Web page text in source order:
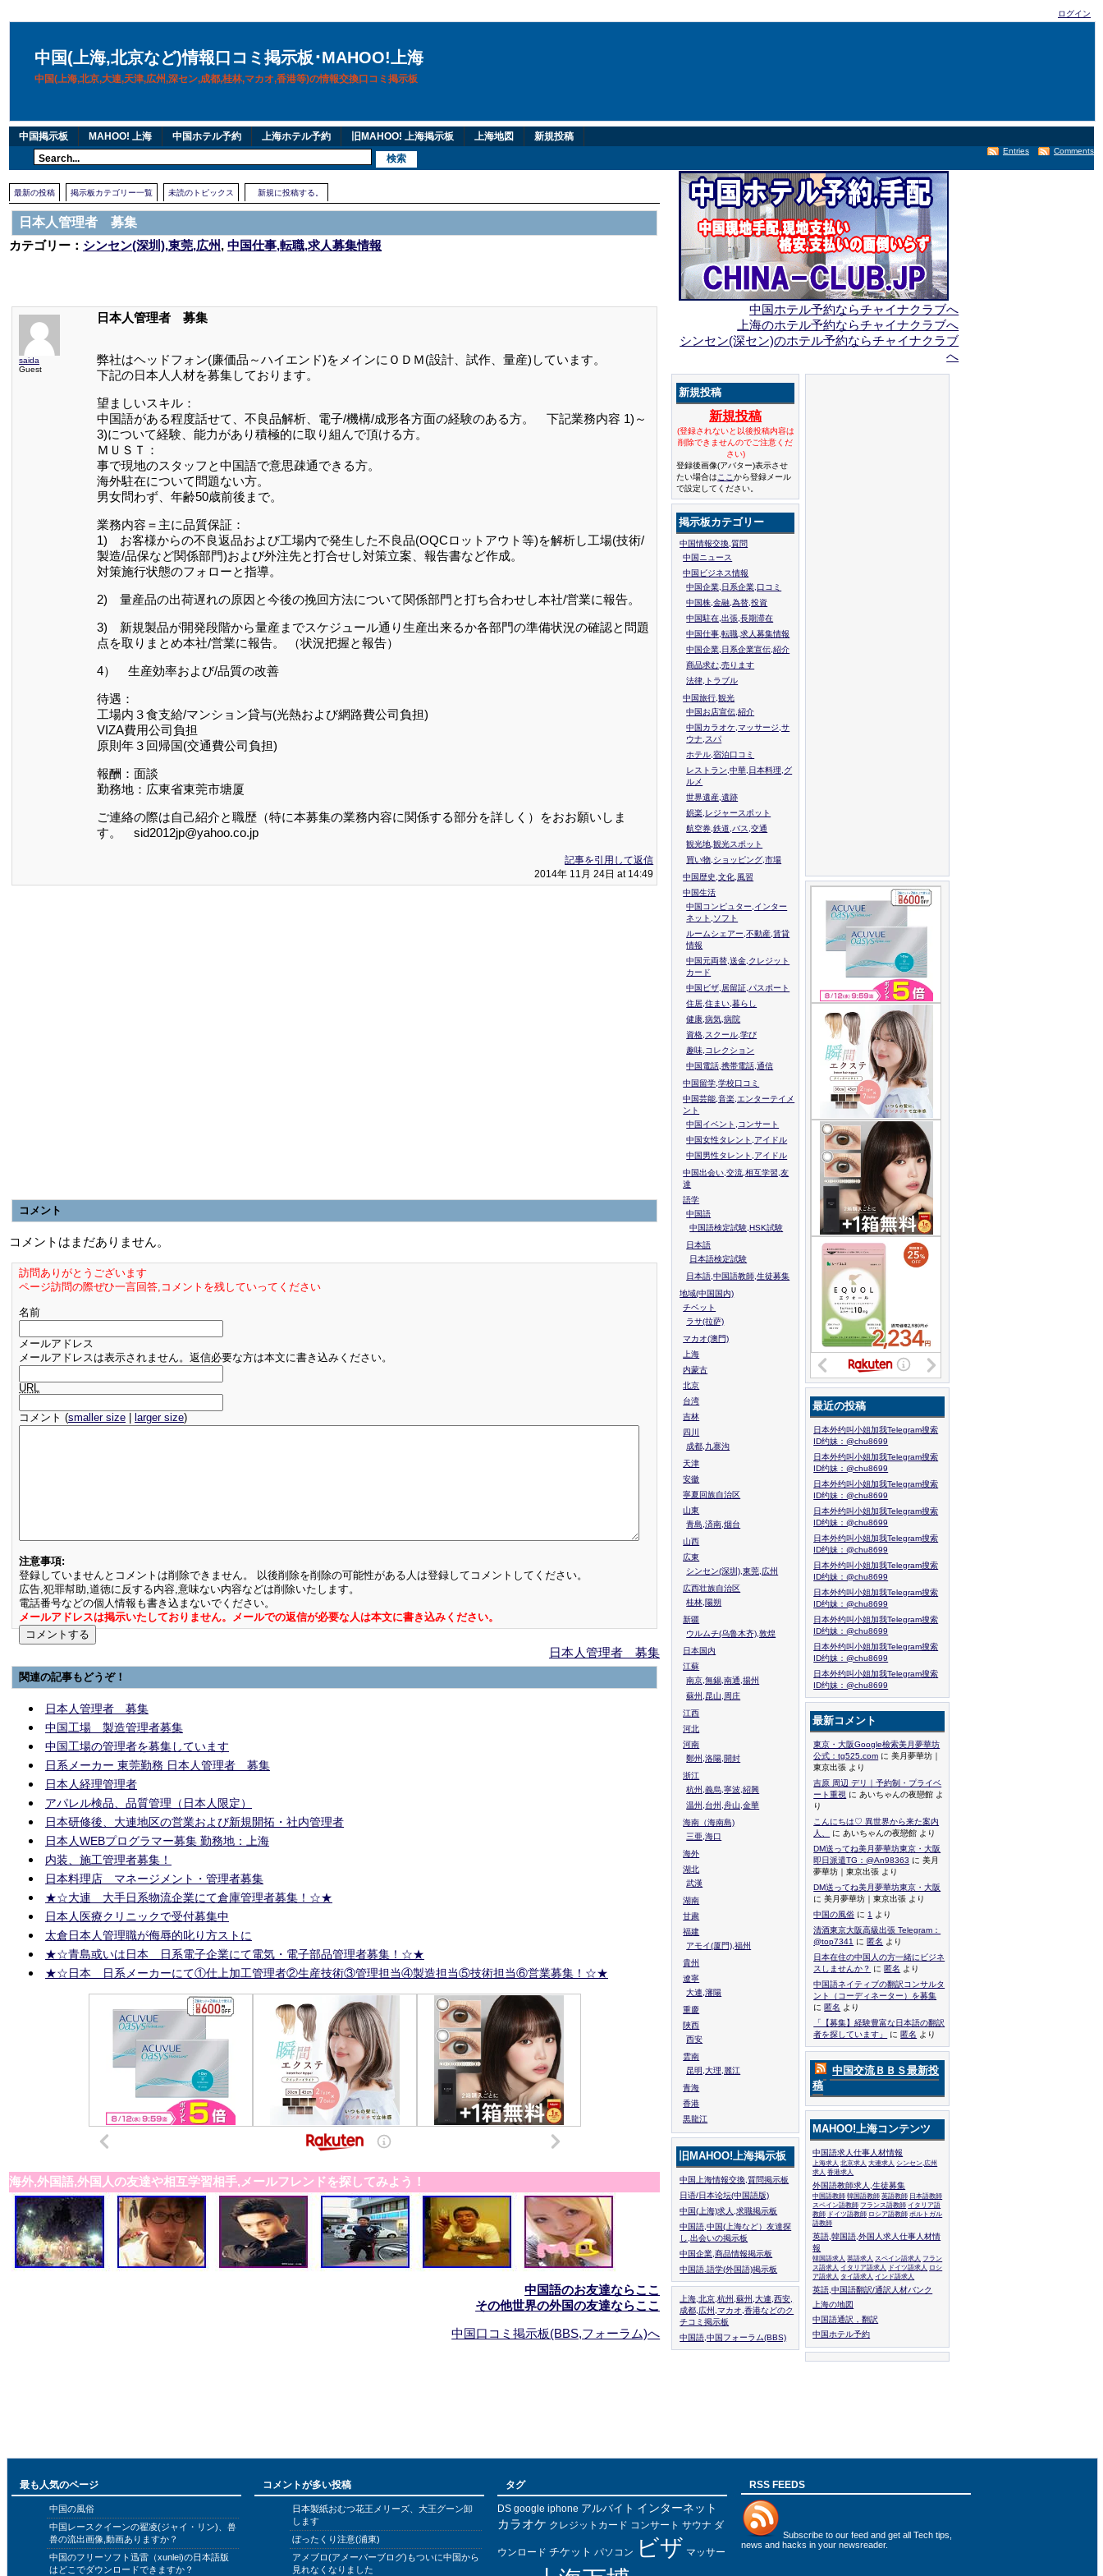
ログイン
中国(上海,北京など)情報口コミ掲示板･MAHOO!上海
中国(上海,北京,大連,天津,広州,深セン,成都,桂林,マカオ,香港等)の情報交換口コミ掲示板
中国掲示板 MAHOO! 上海 中国ホテル予約 上海ホテル予約 旧MAHOO! 上海掲示板 上海地図 新規投稿
Comments
Entries
最新の投稿 掲示板カテゴリー一覧 未読のトピックス 新規に投稿する。
日本人管理者 募集
カテゴリー： シンセン(深圳),東莞,広州, 中国仕事,転職,求人募集情報
saida
Guest
日本人管理者 募集
弊社はヘッドフォン(廉価品～ハイエンド)をメインにＯＤＭ(設計、試作、量産)しています。
下記の日本人人材を募集しております。
望ましいスキル：
中国語がある程度話せて、不良品解析、電子/機構/成形各方面の経験のある方。 下記業務内容 1)～
3)について経験、能力があり積極的に取り組んで頂ける方。
ＭＵＳＴ：
事で現地のスタッフと中国語で意思疎通できる方。
海外駐在について問題ない方。
男女問わず、年齢50歳前後まで。
業務内容＝主に品質保証：
1) お客様からの不良返品および工場内で発生した不良品(OQCロットアウト等)を解析し工場(技術/
製造/品保など関係部門)および外注先と打合せし対策立案、報告書など作成。
対策施行状態のフォローと指導。
2) 量産品の出荷遅れの原因と今後の挽回方法について関係部門と打ち合わせし本社/営業に報告。
3) 新規製品が開発段階から量産までスケジュール通り生産出来るか各部門の準備状況の確認と問題
点を取りまとめ本社/営業に報告。 （状況把握と報告）
4） 生産効率および/品質の改善
待遇：
工場内３食支給/マンション貸与(光熱および網路費公司負担)
VIZA費用公司負担
原則年３回帰国(交通費公司負担)
報酬：面談
勤務地：広東省東莞市塘厦
ご連絡の際は自己紹介と職歴（特に本募集の業務内容に関係する部分を詳しく）をおお願いしま
す。 sid2012jp@yahoo.co.jp
記事を引用して返信
2014年 11月 24日 at 14:49
コメント
コメントはまだありません。
訪問ありがとうございます
ページ訪問の際ぜひ一言回答,コメントを残していってください
名前
メールアドレス
メールアドレスは表示されません。返信必要な方は本文に書き込みください。
URL
コメント (smaller size larger size)
注意事項:
登録していませんとコメントは削除できません。 以後削除を削除の可能性がある人は登録してコメントしてください。
広告,犯罪幇助,道徳に反する内容,意味ない内容などは削除いたします。
電話番号などの個人情報も書き込まないでください。
メールアドレスは掲示いたしておりません。メールでの返信が必要な人は本文に書き込みください。
日本人管理者 募集
関連の記事もどうぞ！
日本人管理者 募集
中国工場 製造管理者募集
中国工場の管理者を募集しています
日系メーカー 東莞勤務 日本人管理者 募集
日本人経理管理者
アパレル検品、品質管理（日本人限定）
日本研修後、大連地区の営業および新規開拓・社内管理者
日本人WEBプログラマー募集 勤務地：上海
内装、施工管理者募集！
日本料理店 マネージメント・管理者募集
★☆大連 大手日系物流企業にて倉庫管理者募集！☆★
日本人医療クリニックで受付募集中
太倉日本人管理職が侮辱的叱り方ストに
★☆青島或いは日本 日系電子企業にて電気・電子部品管理者募集！☆★
★☆日本 日系メーカーにて①仕上加工管理者②生産技術③管理担当④製造担当⑤技術担当⑥営業募集！☆★
海外,外国語,外国人の友達や相互学習相手,メールフレンドを探してみよう！
中国語のお友達ならここ
その他世界の外国の友達ならここ
中国口コミ掲示板(BBS,フォーラム)へ
中国ホテル予約ならチャイナクラブへ
上海のホテル予約ならチャイナクラブへ
シンセン(深セン)のホテル予約ならチャイナクラブ
へ
新規投稿
新規投稿
(登録されないと以後投稿内容は
削除できませんのでご注意くだ
さい)
登録後画像(アバター)表示させ
たい場合は ここから登録メール
で設定してください。
掲示板カテゴリー
中国情報交換,質問
中国ニュース
中国ビジネス情報
中国企業,日系企業,口コミ
中国株,金融,為替,投資
中国駐在,出張,長期滞在
中国仕事,転職,求人募集情報
中国企業,日系企業宣伝,紹介
商品求む,売ります
法律,トラブル
中国旅行,観光
中国お店宣伝,紹介
中国カラオケ,マッサージ,サ
ウナ,スパ
ホテル,宿泊口コミ
レストラン,中華,日本料理,グ
ルメ
世界遺産,遺跡
娯楽,レジャースポット
航空券,鉄道,バス,交通
観光地,観光スポット
買い物,ショッピング,市場
中国歴史,文化,風習
中国生活
中国コンピュター,インター
ネット,ソフト
ルームシェアー,不動産,賃貸
情報
中国元両替,送金,クレジット
カード
中国ビザ,居留証,パスポート
住居,住まい,暮らし
健康,病気,病院
資格,スクール,学び
趣味,コレクション
中国電話,携帯電話,通信
中国留学,学校口コミ
中国芸能,音楽,エンターテイメ
ント
中国イベント,コンサート
中国女性タレント,アイドル
中国男性タレント,アイドル
中国出会い,交流,相互学習,友
達
語学
中国語
中国語検定試験,HSK試験
日本語
日本語検定試験
日本語,中国語教師,生徒募集
地域(中国国内)
チベット
ラサ(拉萨)
マカオ(澳門)
上海
内蒙古
北京
台湾
吉林
四川
成都,九寨沟
天津
安徽
寧夏回族自治区
山東
青島,済南,烟台
山西
広東
シンセン(深圳),東莞,広州
広西壮族自治区
桂林,陽朔
新疆
ウルムチ(乌鲁木齐),敦煌
日本国内
江蘇
南京,無錫,南通,揚州
蘇州,昆山,周庄
江西
河北
河南
鄭州,洛陽,開封
浙江
杭州,義烏,寧波,紹興
温州,台州,舟山,金華
海南（海南島)
三亜,海口
海外
湖北
武漢
湖南
甘粛
福建
アモイ(厦門),福州
貴州
遼寧
大連,瀋陽
重慶
陜西
西安
雲南
昆明,大理,麗江
青海
香港
黒龍江
旧MAHOO!上海掲示板
中国上海情報交換,質問掲示板
日语/日本论坛(中国語版)
中国(上海)求人,求職掲示板
中国語,中国(上海など）友達探
し,出会いの掲示板
中国企業,商品情報掲示板
中国語.語学(外国語)掲示板
上海,北京,杭州,蘇州,大連,西安,
成都,広州,マカオ,香港などのク
チコミ掲示板
中国語,中国フォーラム(BBS)
最近の投稿
日本外约叫小姐加我Telegram搜索
ID约妹：@chu8699
日本外约叫小姐加我Telegram搜索
ID约妹：@chu8699
日本外约叫小姐加我Telegram搜索
ID约妹：@chu8699
日本外约叫小姐加我Telegram搜索
ID约妹：@chu8699
日本外约叫小姐加我Telegram搜索
ID约妹：@chu8699
日本外约叫小姐加我Telegram搜索
ID约妹：@chu8699
日本外约叫小姐加我Telegram搜索
ID约妹：@chu8699
日本外约叫小姐加我Telegram搜索
ID约妹：@chu8699
日本外约叫小姐加我Telegram搜索
ID约妹：@chu8699
日本外约叫小姐加我Telegram搜索
ID约妹：@chu8699
最新コメント
東京・大阪Google檢索美月夢華坊
公式：tg525.com に 美月夢華坊｜
東京出張 より
吉原 周辺 デリ｜予約制・プライベ
ート重視 に あいちゃんの夜戀館 よ
り
こんにちは♡ 異世界から来た案内
人、
に あいちゃんの夜戀館 より
DM送ってね美月夢華坊東京・大阪
即日派遣TG：@An98363 に 美月
夢華坊｜東京出張 より
DM送ってね美月夢華坊東京・大阪
に 美月夢華坊｜東京出張 より
中国の風俗 に 1
より
清酒東京大阪高級出張 Telegram：
@top7341 に 匿名 より
日本在住の中国人の方一緒にビジネ
スしませんか？ に 匿名 より
中国語ネイティブの翻訳コンサルタ
ント（コーディネーター）を募集
に 匿名 より
「【募集】経験豊富な日本語の翻訳
者を探しています」
に 匿名 より
中国交流ＢＢＳ最新投
稿
MAHOO!上海コンテンツ
中国語求人仕事人材情報
上海求人 北京求人 大連求人 シンセン,広州
求人 香港求人
外国語教師求人,生徒募集
中国語教師 韓国語教師 英語教師 日本語教師
スペイン語教師 フランス語教師 イタリア語
教師 ドイツ語教師 ロシア語教師 ポルトガル
語教師
英語,韓国語,外国人求人仕事人材情
報
韓国語求人 英語求人 スペイン語求人 フラン
ス語求人 イタリア語求人 ドイツ語求人 ロシ
ア語求人 タイ語求人 インド語求人
英語,中国語翻訳/通訳人材バンク
上海の地図
中国語通訳，翻訳
中国ホテル予約
最も人気のページ
中国の風俗
中国レースクイーンの翟凌(ジャイ・リン)、兽
兽の流出画像,動画ありますか？
中国のフリーソフト迅雷（xunlei)の日本語版
はどこでダウンロードできますか？
コメントが多い投稿
日本製紙おむつ花王メリーズ、大王グーン卸
します
ぼったくり注意(浦東)
アメブロ(アメーバーブログ)もついに中国から
見れなくなりました
タグ
DS google iphone アルバイト インターネット
カラオケ クレジットカード コンサート サウナ ダ
ウンロード チケット パソコン ビザ マッサー
RSS FEEDS
Subscribe to our feed and get all Tech tips,
news and hacks in your newsreader.